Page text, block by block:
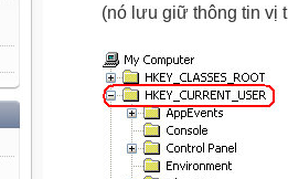
(nó lưu giữ thông tin vị